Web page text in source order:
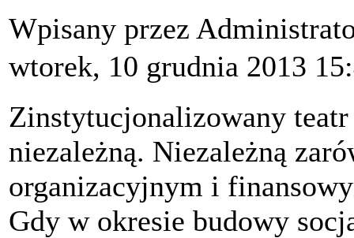
Wpisany przez
wtorek, 10 grudnia 2013
Zinstytucjonalizowany teatr
niezależną. Niezależną
organizacyjnym i
Gdy w okresie budowy